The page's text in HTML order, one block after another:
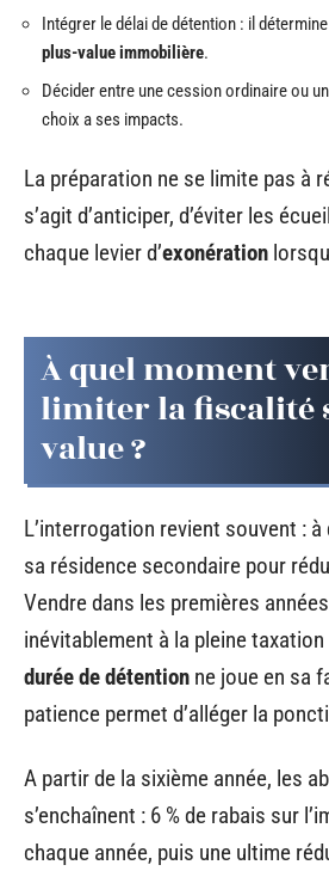
Intégrer le délai de détention : il
plus-value immobilière.
Décider entre une cession ordinaire ou
choix a ses impacts.
La préparation ne se limite pas à
s’agit d’anticiper, d’éviter les
chaque levier d’exonération
À quel moment
limiter la fiscalité
value ?
L’interrogation revient souvent :
sa résidence secondaire pour
Vendre dans les premières
inévitablement à la pleine taxation
durée de détention ne joue en sa
patience permet d’alléger la
A partir de la sixième année, les
s’enchaînent : 6 % de rabais sur
chaque année, puis une ultime